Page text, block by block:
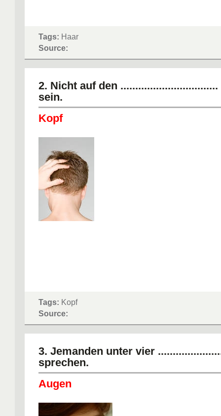
Tags: Haar
Source:
2. Nicht auf den
sein.
Kopf
Tags: Kopf
Source:
3. Jemanden unter vier
sprechen.
Augen